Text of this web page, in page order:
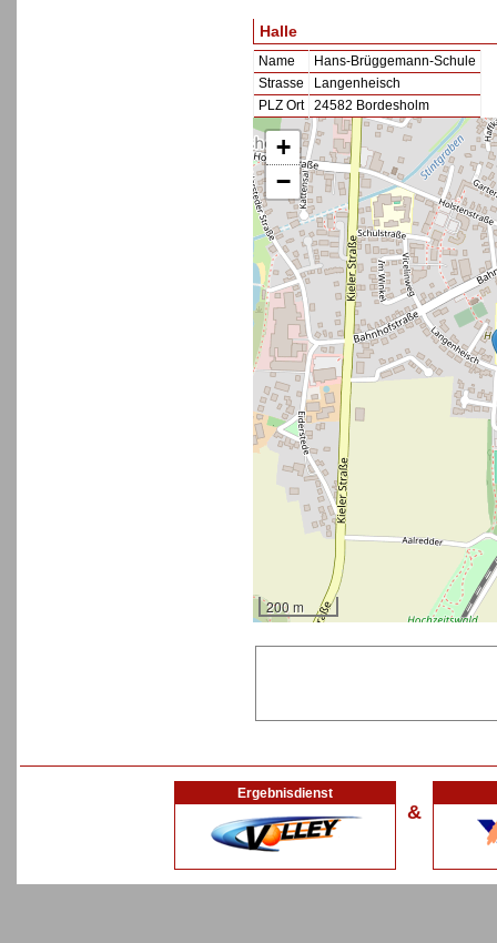
Halle
Name
Hans-Brüggemann-Schule
Strasse
Langenheisch
PLZ Ort
24582 Bordesholm
+
−
200 m
Ergebnisdienst
&